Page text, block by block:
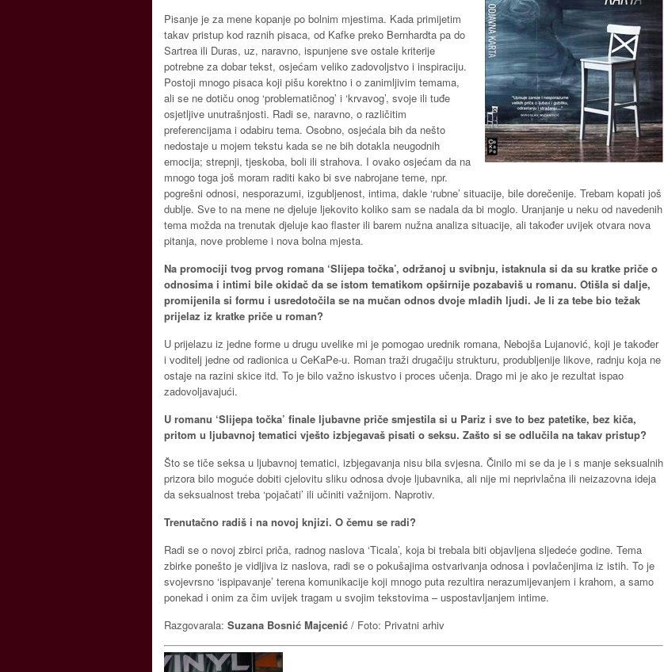
Pisanje je za mene kopanje po bolnim mjestima. Kada primijetim
takav pristup kod raznih pisaca, od Kafke preko Bernhardta pa do
Sartrea ili Duras, uz, naravno, ispunjene sve ostale kriterije
potrebne za dobar tekst, osjećam veliko zadovoljstvo i inspiraciju.
Postoji mnogo pisaca koji pišu korektno i o zanimljivim temama,
ali se ne dotiču onog ‘problematičnog’ i ‘krvavog’, svoje ili tuđe
osjetljive unutrašnjosti. Radi se, naravno, o različitim
preferencijama i odabiru tema. Osobno, osjećala bih da nešto
nedostaje u mojem tekstu kada se ne bih dotakla neugodnih
emocija; strepnji, tjeskoba, boli ili strahova. I ovako osjećam da na
mnogo toga još moram raditi kako bi sve nabrojane teme, npr.
pogrešni odnosi, nesporazumi, izgubljenost, intima, dakle ‘rubne’ situacije, bile dorečenije. Trebam kopati još
dublje. Sve to na mene ne djeluje ljekovito koliko sam se nadala da bi moglo. Uranjanje u neku od navedenih
tema možda na trenutak djeluje kao flaster ili barem nužna analiza situacije, ali također uvijek otvara nova
pitanja, nove probleme i nova bolna mjesta.
Na promociji tvog prvog romana ‘Slijepa točka’, održanoj u svibnju, istaknula si da su kratke priče o
odnosima i intimi bile okidač da se istom tematikom opširnije pozabaviš u romanu. Otišla si dalje,
promijenila si formu i usredotočila se na mučan odnos dvoje mladih ljudi. Je li za tebe bio težak
prijelaz iz kratke priče u roman?
U prijelazu iz jedne forme u drugu uvelike mi je pomogao urednik romana, Nebojša Lujanović, koji je također
i voditelj jedne od radionica u CeKaPe-u. Roman traži drugačiju strukturu, produbljenije likove, radnju koja ne
ostaje na razini skice itd. To je bilo važno iskustvo i proces učenja. Drago mi je ako je rezultat ispao
zadovoljavajući.
U romanu ‘Slijepa točka’ finale ljubavne priče smjestila si u Pariz i sve to bez patetike, bez kiča,
pritom u ljubavnoj tematici vješto izbjegavaš pisati o seksu. Zašto si se odlučila na takav pristup?
Što se tiče seksa u ljubavnoj tematici, izbjegavanja nisu bila svjesna. Činilo mi se da je i s manje seksualnih
prizora bilo moguće dobiti cjelovitu sliku odnosa dvoje ljubavnika, ali nije mi neprivlačna ili neizazovna ideja
da seksualnost treba ‘pojačati’ ili učiniti važnijom. Naprotiv.
Trenutačno radiš i na novoj knjizi. O čemu se radi?
Radi se o novoj zbirci priča, radnog naslova ‘Ticala’, koja bi trebala biti objavljena sljedeće godine. Tema
zbirke ponešto je vidljiva iz naslova, radi se o pokušajima ostvarivanja odnosa i povlačenjima iz istih. To je
svojevrsno ‘ispipavanje’ terena komunikacije koji mnogo puta rezultira nerazumijevanjem i krahom, a samo
ponekad i onim za čim uvijek tragam u svojim tekstovima – uspostavljanjem intime.
Razgovarala: Suzana Bosnić Majcenić / Foto: Privatni arhiv